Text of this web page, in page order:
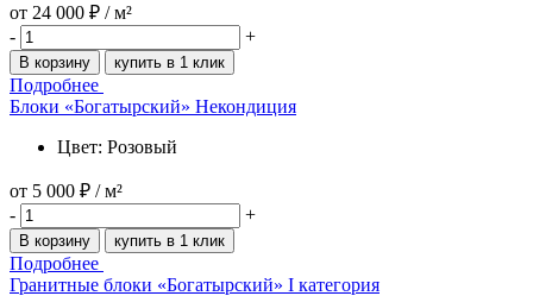
от 24 000 ₽ / м²
-
+
В корзину купить в 1 клик
Подробнее
Блоки «Богатырский» Некондиция
Цвет: Розовый
от 5 000 ₽ / м²
-
+
В корзину купить в 1 клик
Подробнее
Гранитные блоки «Богатырский» I категория